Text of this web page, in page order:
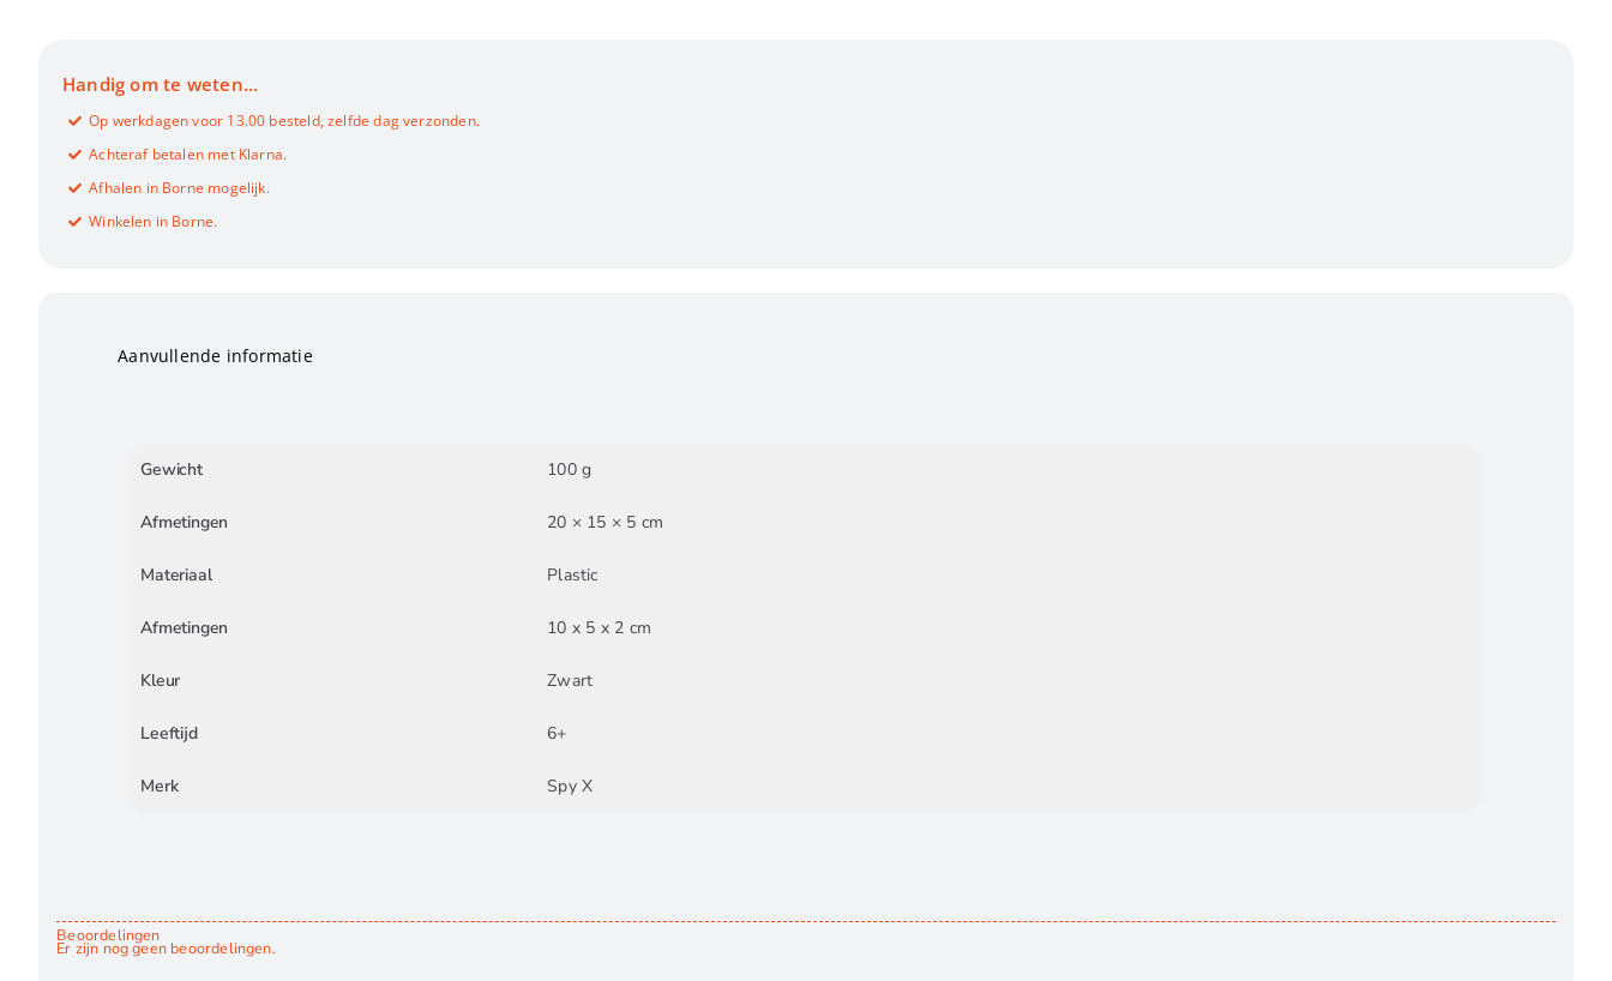
Handig om te weten…
Op werkdagen voor 13.00 besteld, zelfde dag verzonden.
Achteraf betalen met Klarna.
Afhalen in Borne mogelijk.
Winkelen in Borne.
Aanvullende informatie
Gewicht 100 g
Afmetingen 20 × 15 × 5 cm
Materiaal Plastic
Afmetingen 10 x 5 x 2 cm
Kleur Zwart
Leeftijd 6+
Merk Spy X
Beoordelingen
Er zijn nog geen beoordelingen.